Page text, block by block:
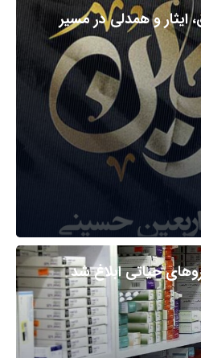
ایثار و همدلی در مسیر
حیاتی ابلاغ شد